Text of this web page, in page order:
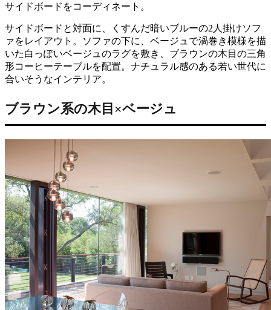
サイドボードをコーディネート。
サイドボードと対面に、くすんだ暗いブルーの2人掛けソフ
ァをレイアウト。ソファの下に、ベージュで渦巻き模様を描
いた白っぽいベージュのラグを敷き、ブラウンの木目の三角
形コーヒーテーブルを配置。ナチュラル感のある若い世代に
合いそうなインテリア。
ブラウン系の木目×ベージュ